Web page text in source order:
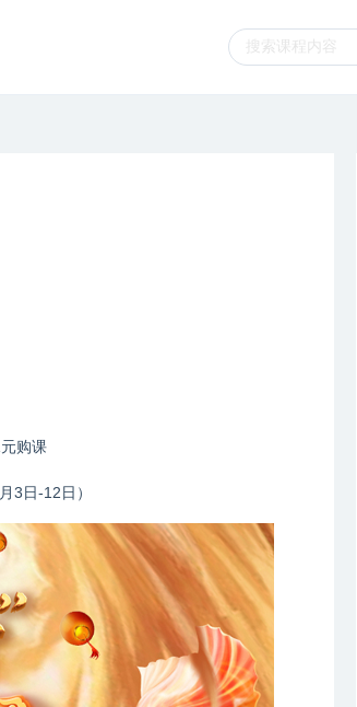
元购课
月3日-12日）